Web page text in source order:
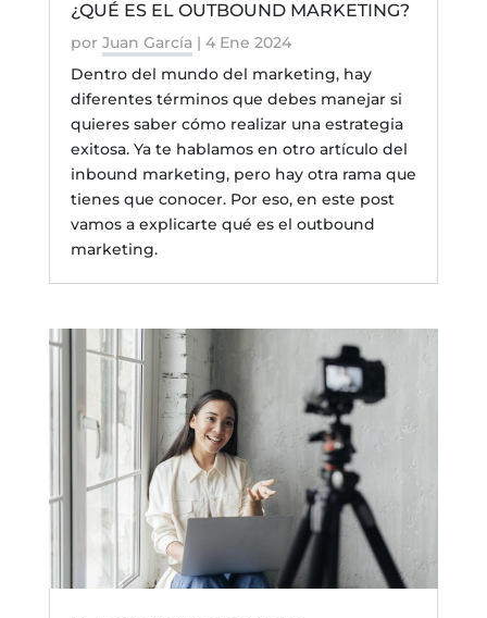
¿QUÉ ES EL OUTBOUND MARKETING?
por Juan García | 4 Ene 2024
Dentro del mundo del marketing, hay
diferentes términos que debes manejar si
quieres saber cómo realizar una estrategia
exitosa. Ya te hablamos en otro artículo del
inbound marketing, pero hay otra rama que
tienes que conocer. Por eso, en este post
vamos a explicarte qué es el outbound
marketing.